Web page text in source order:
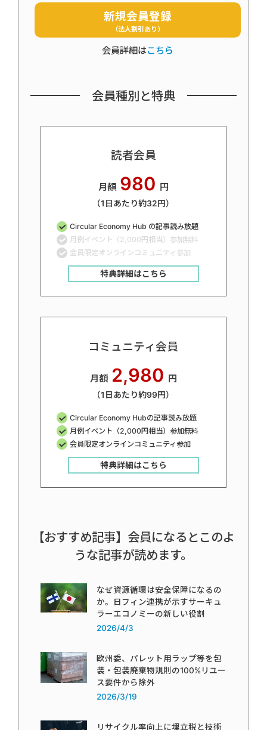
新規会員登録
（法人割引あり）
会員詳細はこちら
会員種別と特典
読者会員
月額 980 円
（1日あたり約32円）
Circular Economy Hub の記事読み放題
月例イベント（2,000円相当）参加無料
会員限定オンラインコミュニティ参加
特典詳細はこちら
コミュニティ会員
月額 2,980 円
（1日あたり約99円）
Circular Economy Hubの記事読み放題
月例イベント（2,000円相当）参加無料
会員限定オンラインコミュニティ参加
特典詳細はこちら
【おすすめ記事】会員になるとこのよ
うな記事が読めます。
なぜ資源循環は安全保障になるの
か。日フィン連携が示すサーキュ
ラーエコノミーの新しい役割
2026/4/3
欧州委、パレット用ラップ等を包
装・包装廃棄物規則の100%リユー
ス要件から除外
2026/3/19
リサイクル率向上に埋立税と技術